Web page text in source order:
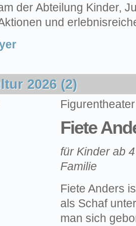
der Abteilung Kinder,
und
2026 (2)
Fiete
für Kinder ab
Familie
Fiete Anders
als Schaf
man sich